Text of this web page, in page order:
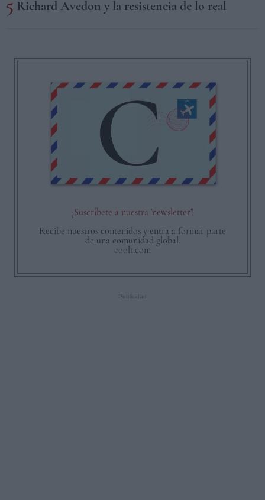
Richard Avedon y la resistencia de lo real
¡Suscríbete a nuestra 'newsletter'!
Recibe nuestros contenidos y entra a formar parte
de una comunidad global.
coolt.com